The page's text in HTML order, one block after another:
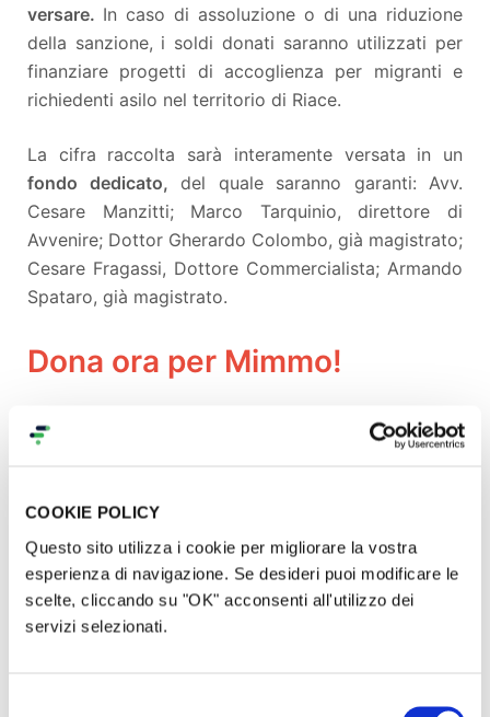
COOKIE POLICY
Questo sito utilizza i cookie per migliorare la vostra
esperienza di navigazione. Se desideri puoi modificare le
scelte, cliccando su "OK" acconsenti all'utilizzo dei
servizi selezionati.
versare. In caso di assoluzione o di una riduzione
della sanzione, i soldi donati saranno utilizzati per
finanziare progetti di accoglienza per migranti e
richiedenti asilo nel territorio di Riace.
La cifra raccolta sarà interamente versata in un
fondo dedicato, del quale saranno garanti: Avv.
Cesare Manzitti; Marco Tarquinio, direttore di
Avvenire; Dottor Gherardo Colombo, già magistrato;
Cesare Fragassi, Dottore Commercialista; Armando
Spataro, già magistrato.
Dona ora per Mimmo!
Chi sceglierà di partecipare a questa raccolta
fondi sarà coinvolto direttamente nel progetto
di sostegno a un'idea di umanità piena e
accogliente.
Per chi voglia contribuire, nella misura che ritiene
opportuna, a questa raccolta fondi, può farlo con
presso il nostro corrente dedicato utilizzado i